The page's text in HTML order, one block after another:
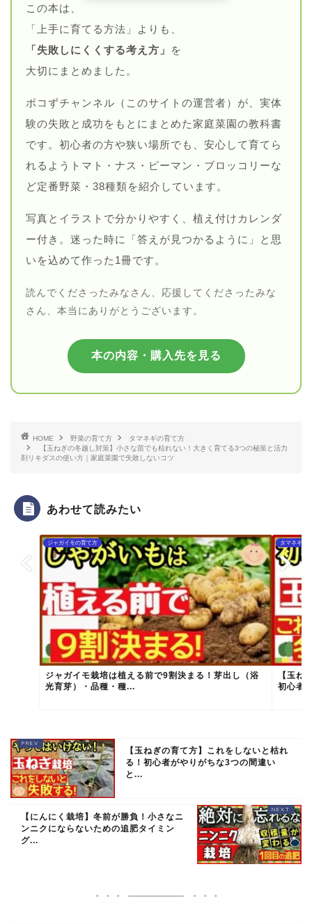
この本は、
「上手に育てる方法」よりも、
「失敗しにくくする考え方」
を
大切にまとめました。
ポコずチャンネル（このサイトの運営者）が、実体
験の失敗と成功をもとにまとめた家庭菜園の教科書
です。初心者の方や狭い場所でも、安心して育てら
れるようトマト・ナス・ピーマン・ブロッコリーな
ど定番野菜・38種類を紹介しています。
写真とイラストで分かりやすく、植え付けカレンダ
ー付き。迷った時に「答えが見つかるように」と思
いを込めて作った1冊です。
読んでくださったみなさん、応援してくださったみな
さん、本当にありがとうございます。
本の内容・購入先を見る
HOME 野菜の育て方
タマネギの育て方
【玉ねぎの冬越し対策】小さな苗でも枯れない！大きく育てる3つの秘策と活力
剤リキダスの使い方｜家庭菜園で失敗しないコツ
あわせて読みたい
ジャガイモの育て方
ジャガイモ栽培は植える前で9割決まる！芽出し（浴
光育芽）・品種・種...
タマネギの
【玉ね
初心者
【玉ねぎの育て方】これをしないと枯れ
る！初心者がやりがちな3つの間違い
と...
【にんにく栽培】冬前が勝負！小さなニ
ンニクにならないための追肥タイミン
グ...